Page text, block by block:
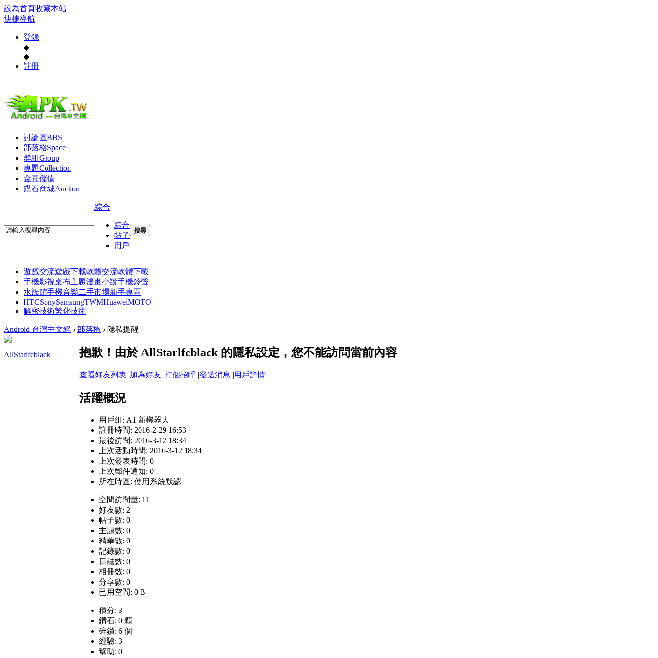
設為首頁收藏本站
快捷導航
登錄
◆
◆
註冊
討論區BBS
部落格Space
群組Group
專題Collection
金豆儲值
鑽石商城Auction
綜合
綜合
帖子
用戶
搜尋
遊戲交流遊戲下載軟體交流軟體下載
手機影視桌布主題漫畫小說手機鈴聲
水族館手機音樂二手市場新手專區
HTCSonySamsungTWMHuaweiMOTO
解密技術繁化技術
Android 台灣中文網 › 部落格 › 隱私提醒
AllStarlfcblack 抱歉！由於 AllStarlfcblack 的隱私設定，您不能訪問當前內容
查看好友列表 |加為好友 |打個招呼 |發送消息 |用戶詳情
活躍概況
用戶組: A1 新機器人
註冊時間: 2016-2-29 16:53
最後訪問: 2016-3-12 18:34
上次活動時間: 2016-3-12 18:34
上次發表時間: 0
上次郵件通知: 0
所在時區: 使用系統默認
空間訪問量: 11
好友數: 2
帖子數: 0
主題數: 0
精華數: 0
記錄數: 0
日誌數: 0
相冊數: 0
分享數: 0
已用空間: 0 B
積分: 3
鑽石: 0 顆
碎鑽: 6 個
經驗: 3
幫助: 0